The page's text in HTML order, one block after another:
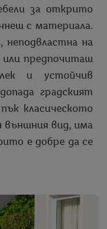
за открито
с материала.
неподвластна на
предпочиташ
и устойчив
градският
класическото
външния вид, има
е добре да се